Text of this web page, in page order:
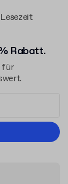
Rabatt.
für